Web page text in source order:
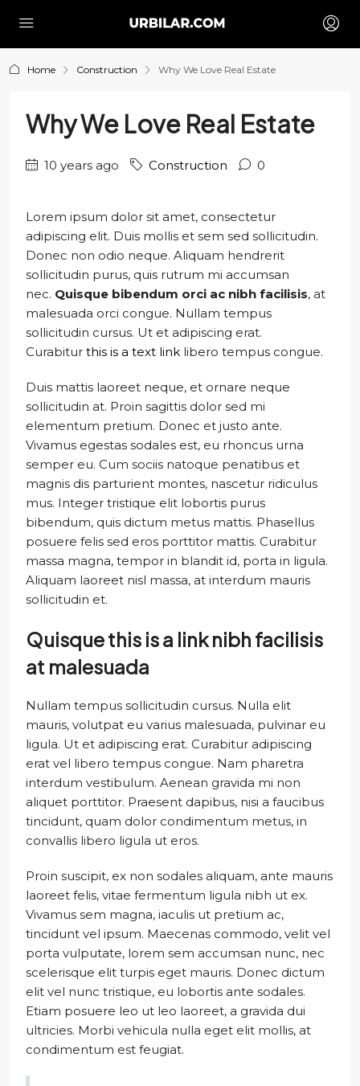
Home Construction Why We Love Real Estate
Why We Love Real Estate
10 years ago Construction 0
Lorem ipsum dolor sit amet, consectetur
adipiscing elit. Duis mollis et sem sed sollicitudin.
Donec non odio neque. Aliquam hendrerit
sollicitudin purus, quis rutrum mi accumsan
nec. Quisque bibendum orci ac nibh facilisis, at
malesuada orci congue. Nullam tempus
sollicitudin cursus. Ut et adipiscing erat.
Curabitur this is a text link libero tempus congue.
Duis mattis laoreet neque, et ornare neque
sollicitudin at. Proin sagittis dolor sed mi
elementum pretium. Donec et justo ante.
Vivamus egestas sodales est, eu rhoncus urna
semper eu. Cum sociis natoque penatibus et
magnis dis parturient montes, nascetur ridiculus
mus. Integer tristique elit lobortis purus
bibendum, quis dictum metus mattis. Phasellus
posuere felis sed eros porttitor mattis. Curabitur
massa magna, tempor in blandit id, porta in ligula.
Aliquam laoreet nisl massa, at interdum mauris
sollicitudin et.
Quisque this is a link nibh facilisis
at malesuada
Nullam tempus sollicitudin cursus. Nulla elit
mauris, volutpat eu varius malesuada, pulvinar eu
ligula. Ut et adipiscing erat. Curabitur adipiscing
erat vel libero tempus congue. Nam pharetra
interdum vestibulum. Aenean gravida mi non
aliquet porttitor. Praesent dapibus, nisi a faucibus
tincidunt, quam dolor condimentum metus, in
convallis libero ligula ut eros.
Proin suscipit, ex non sodales aliquam, ante mauris
laoreet felis, vitae fermentum ligula nibh ut ex.
Vivamus sem magna, iaculis ut pretium ac,
tincidunt vel ipsum. Maecenas commodo, velit vel
porta vulputate, lorem sem accumsan nunc, nec
scelerisque elit turpis eget mauris. Donec dictum
elit vel nunc tristique, eu lobortis ante sodales.
Etiam posuere leo ut leo laoreet, a gravida dui
ultricies. Morbi vehicula nulla eget elit mollis, at
condimentum est feugiat.